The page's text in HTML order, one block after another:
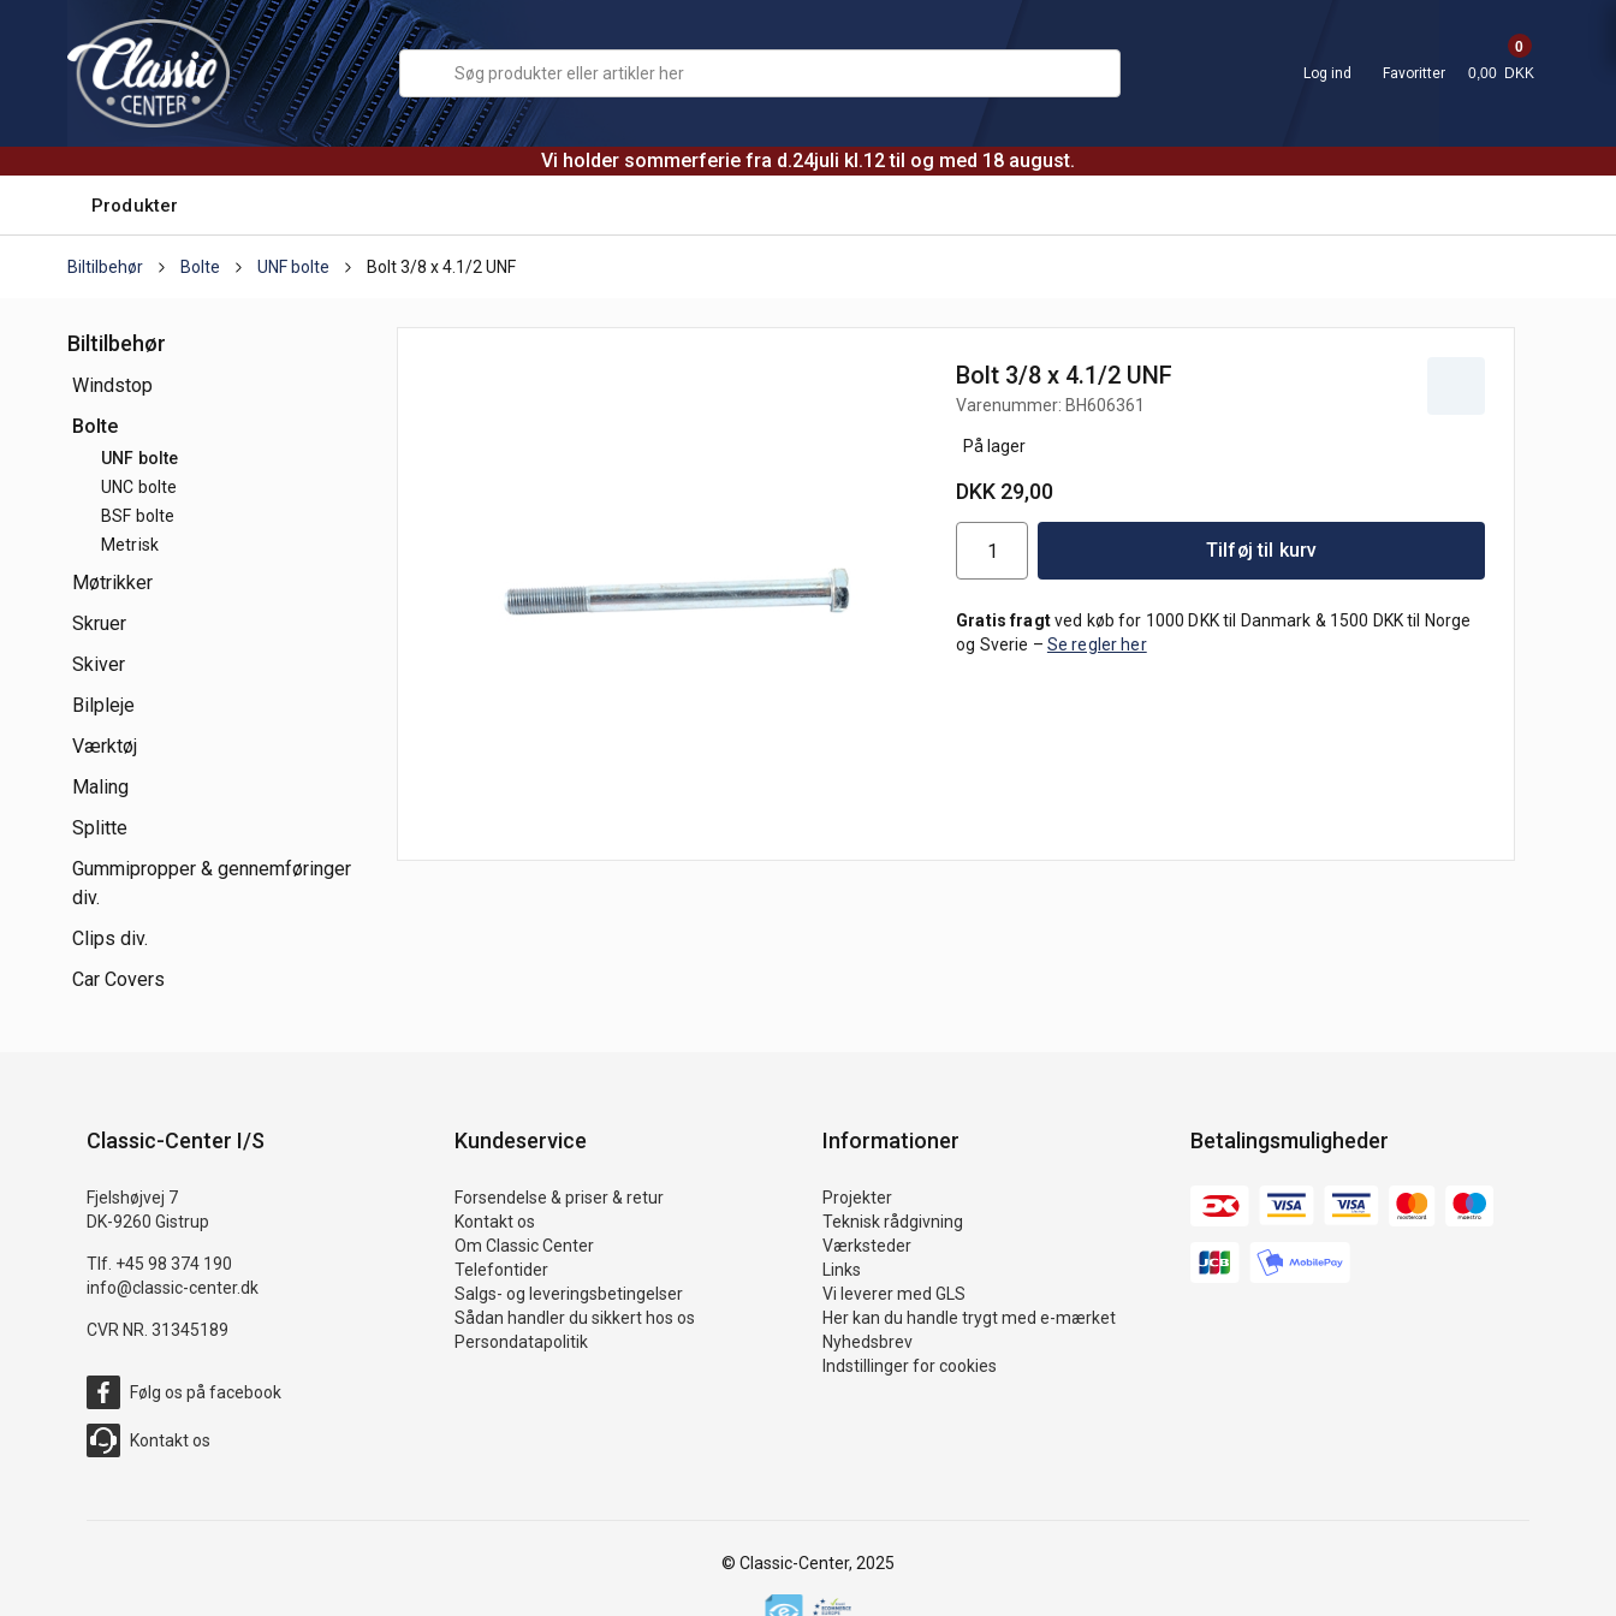
Vi holder sommerferie fra d.24juli kl.12 til og med 18 august.
Log ind Favoritter
0
0,00 DKK
Produkter
Biltilbehør Bolte UNF bolte Bolt 3/8 x 4.1/2 UNF
Biltilbehør
Windstop
Bolte
UNF bolte
UNC bolte
BSF bolte
Metrisk
Møtrikker
Skruer
Skiver
Bilpleje
Værktøj
Maling
Splitte
Gummipropper & gennemføringer
div.
Clips div.
Car Covers
Bolt 3/8 x 4.1/2 UNF
Varenummer: BH606361
På lager
DKK 29,00
Tilføj til kurv
Gratis fragtved køb for 1000 DKK til Danmark & 1500 DKK til Norge
og Sverie – Se regler her
Classic-Center I/S
Fjelshøjvej 7
DK-9260 Gistrup
Tlf. +45 98 374 190
info@classic-center.dk
CVR NR. 31345189
Følg os på facebook
Kontakt os
Kundeservice
Forsendelse & priser & retur
Kontakt os
Om Classic Center
Telefontider
Salgs- og leveringsbetingelser
Sådan handler du sikkert hos os
Persondatapolitik
Informationer
Projekter
Teknisk rådgivning
Værksteder
Links
Vi leverer med GLS
Her kan du handle trygt med e-mærket
Nyhedsbrev
Indstillinger for cookies
Betalingsmuligheder
© Classic-Center, 2025